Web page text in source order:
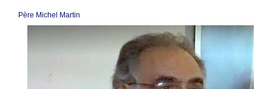
Père Michel Martin